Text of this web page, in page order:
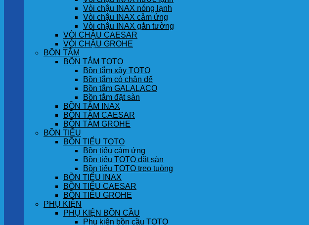
Vòi chậu INAX nóng lạnh
Vòi chậu INAX cảm ứng
Vòi chậu INAX gắn tường
VÒI CHẬU CAESAR
VÒI CHẬU GROHE
BỒN TẮM
BỒN TẮM TOTO
Bồn tắm xây TOTO
Bồn tắm có chân đế
Bồn tắm GALALACO
Bồn tắm đặt sàn
BỒN TẮM INAX
BỒN TẮM CAESAR
BỒN TẮM GROHE
BỒN TIỂU
BỒN TIỂU TOTO
Bồn tiểu cảm ứng
Bồn tiểu TOTO đặt sàn
Bồn tiểu TOTO treo tuòng
BỒN TIỂU INAX
BỒN TIỂU CAESAR
BỒN TIỂU GROHE
PHỤ KIỆN
PHỤ KIỆN BỒN CẦU
Phụ kiện bồn cầu TOTO